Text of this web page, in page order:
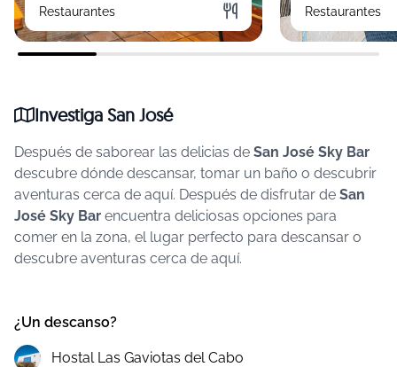
Restaurantes
Restaurantes
Investiga San José
Después de saborear las delicias de San José Sky Bar
descubre dónde descansar, tomar un baño o descubrir
aventuras cerca de aquí. Después de disfrutar de San
José Sky Bar encuentra deliciosas opciones para
comer en la zona, el lugar perfecto para descansar o
descubre aventuras cerca de aquí.
¿Un descanso?
Hostal Las Gaviotas del Cabo